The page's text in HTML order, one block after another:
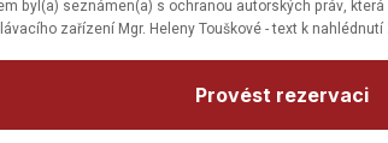
byl(a) seznámen(a) s ochranou autorských práv,
zařízení Mgr. Heleny Touškové - text k nahlédnutí
Provést rezervaci